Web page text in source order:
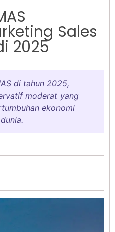
Sales
2025
di tahun 2025,
moderat yang
ekonomi